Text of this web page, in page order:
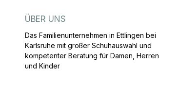
ÜBER UNS
Das Familienunternehmen in Ettlingen bei
Karlsruhe mit großer Schuhauswahl und
kompetenter Beratung für Damen, Herren
und Kinder